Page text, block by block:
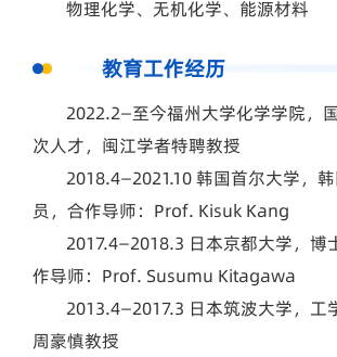
物理化学、无机化学、能源材料
教育工作经历
2022.2—至今福州大学化学学院，
次人才，闽江学者特聘教授
2018.4—2021.10 韩国首尔大学，
员，合作导师：Prof. Kisuk Kang
2017.4—2018.3 日本京都大学，博
作导师：Prof. Susumu Kitagawa
2013.4—2017.3 日本筑波大学，工
周豪慎教授